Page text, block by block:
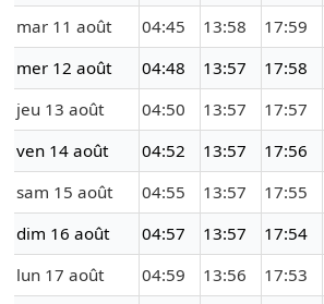
mar 11 août
04:45 13:58 17:59
mer 12 août
04:48 13:57 17:58
jeu 13 août
04:50 13:57 17:57
ven 14 août
04:52 13:57 17:56
sam 15 août
04:55 13:57 17:55
dim 16 août
04:57 13:57 17:54
lun 17 août
04:59 13:56 17:53